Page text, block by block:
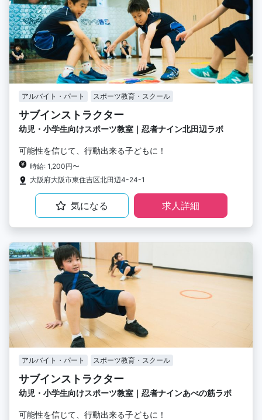
アルバイト・パート スポーツ教育・スクール
サブインストラクター
幼児・小学生向けスポーツ教室｜忍者ナイン北田辺ラボ
可能性を信じて、行動出来る子どもに！
時給: 1,200円〜
大阪府大阪市東住吉区北田辺4-24-1
気になる 求人詳細
アルバイト・パート スポーツ教育・スクール
サブインストラクター
幼児・小学生向けスポーツ教室｜忍者ナインあべの筋ラボ
可能性を信じて、行動出来る子どもに！